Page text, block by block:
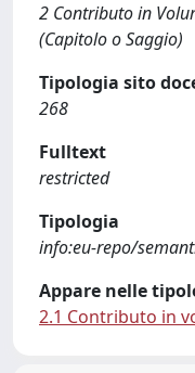
2 Contributo in
(Capitolo o Saggio)
Tipologia sito
268
Fulltext
restricted
Tipologia
info:eu-repo/
Appare nelle
2.1 Contributo in